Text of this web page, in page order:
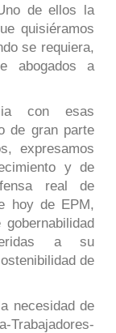
de ellos la
quisiéramos
se requiera,
abogados a
con esas
de gran parte
expresamos
y de
real de
hoy de EPM,
a su
de
necesidad de
Trabajadores-